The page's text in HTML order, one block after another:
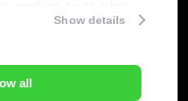
to them or that
Show details
all